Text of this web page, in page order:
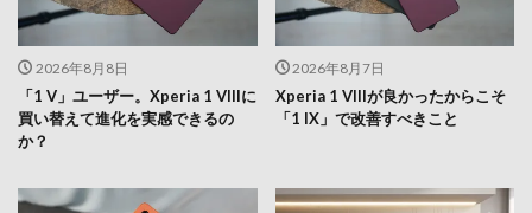
2026年8月8日
「1 V」ユーザー。Xperia 1 VIIIに
買い替えて進化を実感できるの
か？
2026年8月7日
Xperia 1 VIIIが良かったからこそ
「1 IX」で改善すべきこと